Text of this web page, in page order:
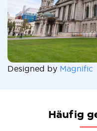
Designed by Magnific
Häufig